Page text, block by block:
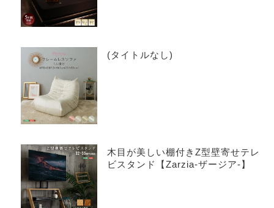
(タイトルなし)
木目が美しい棚付きZ型壁寄せテレ
ビスタンド【Zarzia-ザージア-】